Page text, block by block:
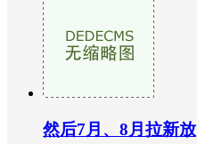
然后7月、8月拉新放